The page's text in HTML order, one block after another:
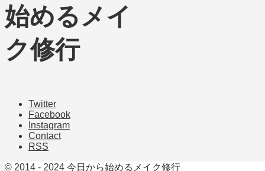
Twitter
Facebook
Instagram
Contact
RSS
© 2014 - 2024 今日から始めるメイク修行